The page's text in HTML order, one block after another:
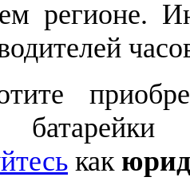
регионе.
как